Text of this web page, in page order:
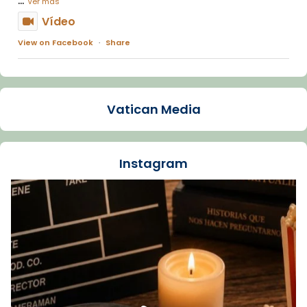
Vídeo
View on Facebook · Share
Arquebisbat de Barcelona
La Carmina va patir depressió. Fa gairebé
dos mesos, a l'Estadi Lluís Companys, la
Recupera l'entrevista comp
Vatican
tican News 👇
www.vaticannews.va/es/iglesia/news/2026-
07/carmina-historia-depresion-papa-viaje-
espana-testimoni...
Foto
Vatican Media
Instagram